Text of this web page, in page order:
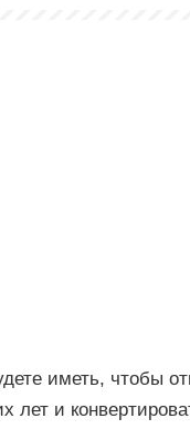
иметь, чтобы
лет и